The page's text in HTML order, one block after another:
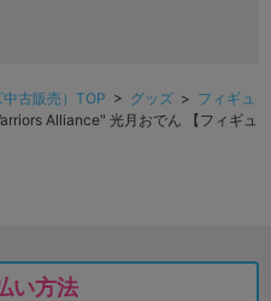
古販売）TOP > グッズ > フィギュ
Alliance" 光月おでん 【フィギュ
い方法